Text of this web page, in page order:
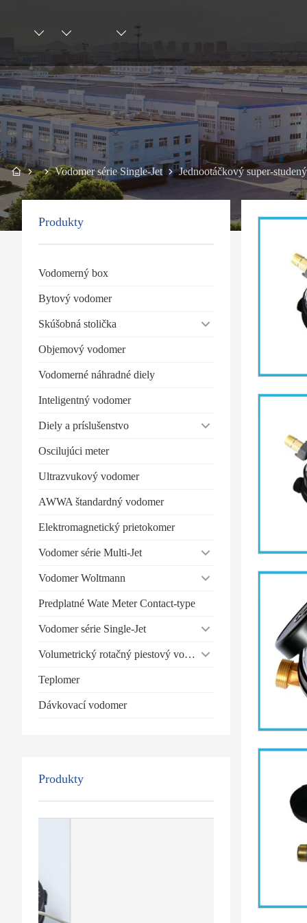
Vodomer série Single-Jet Jednootáčkový super-
Produkty
Vodomerný box
Bytový vodomer
Skúšobná stolička
Objemový vodomer
Vodomerné náhradné diely
Inteligentný vodomer
Diely a príslušenstvo
Oscilujúci meter
Ultrazvukový vodomer
AWWA štandardný vodomer
Elektromagnetický prietokomer
Vodomer série Multi-Jet
Vodomer Woltmann
Predplatné Wate Meter Contact-type
Vodomer série Single-Jet
Volumetrický rotačný piestový vodomer
Teplomer
Dávkovací vodomer
Produkty